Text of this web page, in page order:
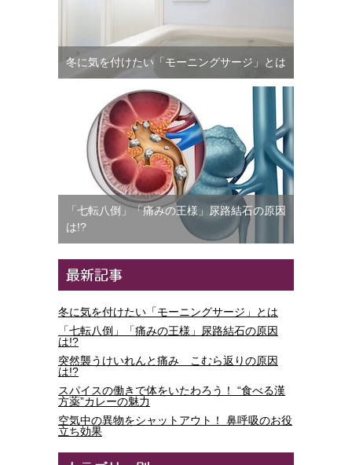
冬に気を付けたい「モーニングサージ」とは
「七転八倒」「痛みの王様」尿路結石の原因
は!?
冬に気を付けたい「モーニングサージ」とは
「七転八倒」「痛みの王様」尿路結石の原因
は!?
突然襲うけいれんと痛み こむら返りの原因
は!?
スパイスの働きで体をいたわろう！ “食べる漢
方薬”カレーの魅力
空気中の異物をシャットアウト！ 鼻呼吸のお役
立ち効果